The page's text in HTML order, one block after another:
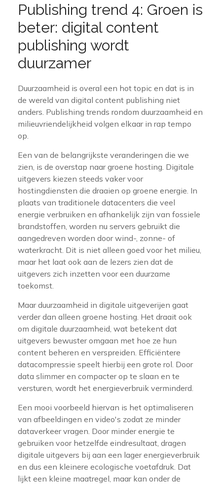
Publishing trend 4: Groen is
beter: digital content
publishing wordt
duurzamer
Duurzaamheid is overal een hot topic en dat is in
de wereld van digital content publishing niet
anders. Publishing trends rondom duurzaamheid en
milieuvriendelijkheid volgen elkaar in rap tempo
op.
Een van de belangrijkste veranderingen die we
zien, is de overstap naar groene hosting. Digitale
uitgevers kiezen steeds vaker voor
hostingdiensten die draaien op groene energie. In
plaats van traditionele datacenters die veel
energie verbruiken en afhankelijk zijn van fossiele
brandstoffen, worden nu servers gebruikt die
aangedreven worden door wind-, zonne- of
waterkracht. Dit is niet alleen goed voor het milieu,
maar het laat ook aan de lezers zien dat de
uitgevers zich inzetten voor een duurzame
toekomst.
Maar duurzaamheid in digitale uitgeverijen gaat
verder dan alleen groene hosting. Het draait ook
om digitale duurzaamheid, wat betekent dat
uitgevers bewuster omgaan met hoe ze hun
content beheren en verspreiden. Efficiëntere
datacompressie speelt hierbij een grote rol. Door
data slimmer en compacter op te slaan en te
versturen, wordt het energieverbruik verminderd.
Een mooi voorbeeld hiervan is het optimaliseren
van afbeeldingen en video's zodat ze minder
dataverkeer vragen. Door minder energie te
gebruiken voor hetzelfde eindresultaat, dragen
digitale uitgevers bij aan een lager energieverbruik
en dus een kleinere ecologische voetafdruk. Dat
lijkt een kleine maatregel, maar kan onder de